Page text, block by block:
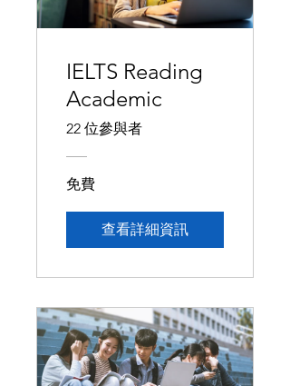
IELTS Reading
Academic
22 位參與者
免費
查看詳細資訊